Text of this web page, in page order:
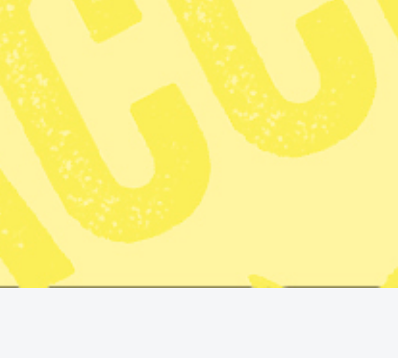
agerande i Venezuela
Publicerad 2026-01-04